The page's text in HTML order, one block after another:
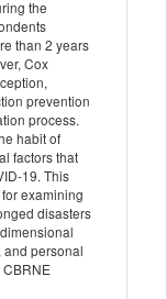
the
than 2 years
Cox
prevention
process.
habit of
factors that
19. This
examining
disasters
and personal